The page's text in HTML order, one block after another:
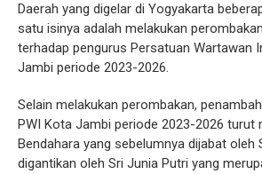
Daerah yang digelar di Yogyakarta
satu isinya adalah melakukan
terhadap pengurus Persatuan Wartawan
Jambi periode 2023-2026.
Selain melakukan perombakan,
PWI Kota Jambi periode 2023-2026 turut
Bendahara yang sebelumnya dijabat oleh
digantikan oleh Sri Junia Putri yang